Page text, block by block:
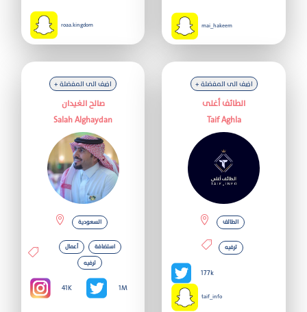
تواصل
من
نحن
roaa.kingdom mai_hakeem
+ اضف الى المفضلة
صالح الغيدان
Salah Alghaydan
السعودية
أعمال
استضافة
ترفيه
41K 1M
+ اضف الى المفضلة
الطائف أغلى
Taif Aghla
الطائف
ترفيه
177k
taif_info